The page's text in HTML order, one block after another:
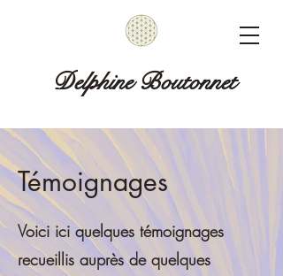
Delphine Boutonnet
Témoignages
Voici ici quelques témoignages
recueillis auprès de quelques